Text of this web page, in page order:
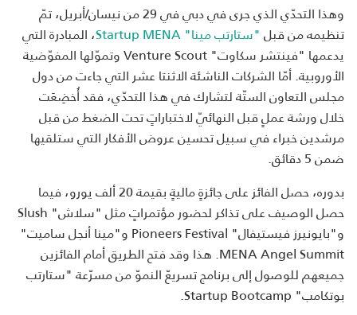
وهذا التحدّي الذي جرى في دبي في 29 من نيسان/أبريل، تمّ
تنظيمه من قبل"ستارتب مينا" Startup MENA
، المبادرة التي
يدعمها "فينتشر سكاوت" Venture Scout وتموّلها المفوّضية
الأوروبية. أمّا الشركات الناشئة الاثنتا عشر التي جاءت من دول
مجلس التعاون الستّة لتشارك في هذا التحدّي، فقد أُخضِعَت
خلال ورشة عملٍ قبل النهائيّ لاختباراتٍ تحت الضغط من قبل
مرشدين خبراء في سبيل تحسين عروض الأفكار التي ستلقيها
ضمن 5 دقائق.
بدوره، حصل الفائز على جائزةٍ ماليةٍ بقيمة 20 ألف يورو، فيما
حصل الوصيف على تذاكر لحضور مؤتمراتٍ مثل "سلاش" Slush
و"بايونيرز فيستيفال" Pioneers Festival و"مينا أنجل ساميت"
MENA Angel Summit. هذا وقد فتح الطريق أمام الفائزين
جميعهم للوصول إلى برنامج تسريعّ النموّ من مسرّعة "ستارتب
بوتكامب" Startup Bootcamp.